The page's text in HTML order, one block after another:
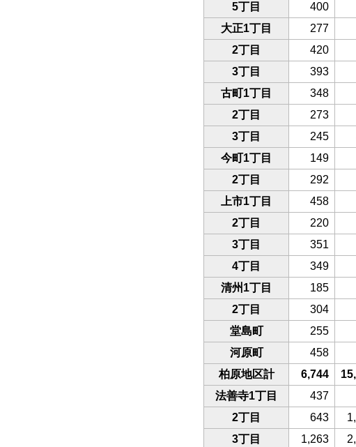
5丁目
400
大正1丁目
277
2丁目
420
3丁目
393
古町1丁目
348
2丁目
273
3丁目
245
今町1丁目
149
2丁目
292
上市1丁目
458
2丁目
220
3丁目
351
4丁目
349
清州1丁目
185
2丁目
304
堂島町
255
河原町
458
柏原地区計
6,744
法善寺1丁目
437
2丁目
643
3丁目
1,263